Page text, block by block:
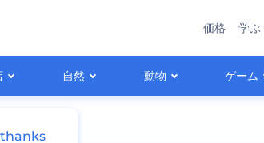
自然 動物 ゲーム
価格 学ぶ